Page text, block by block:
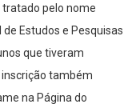
tratado pelo nome
Estudos e Pesquisas
que tiveram
também
na Página do